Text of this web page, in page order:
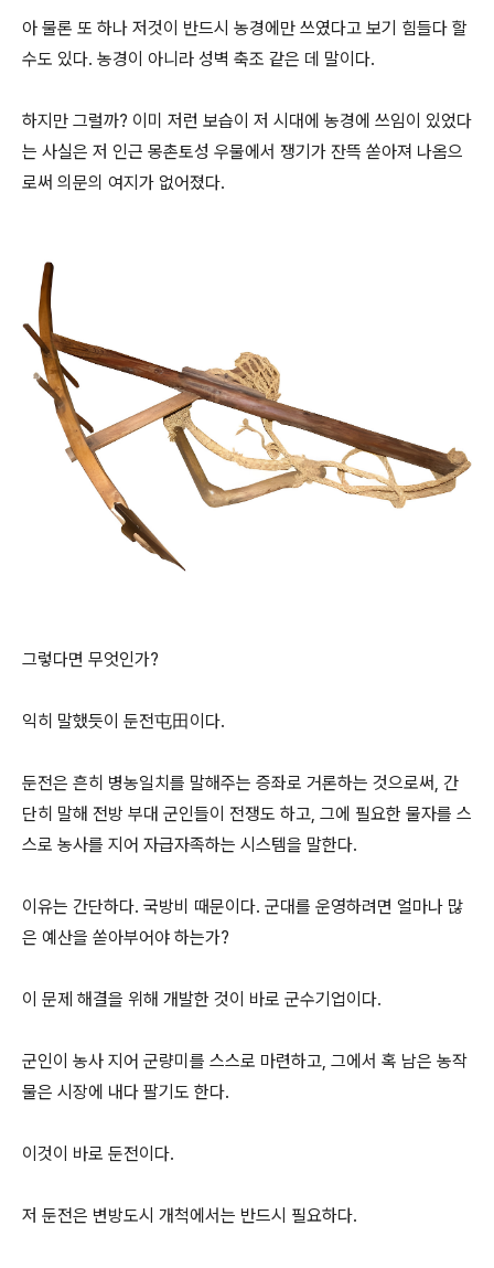
아 물론 또 하나 저것이 반드시 농경에만 쓰였다고 보기 힘들다 할
수도 있다. 농경이 아니라 성벽 축조 같은 데 말이다.
하지만 그럴까? 이미 저런 보습이 저 시대에 농경에 쓰임이 있었다
는 사실은 저 인근 몽촌토성 우물에서 쟁기가 잔뜩 쏟아져 나옴으
로써 의문의 여지가 없어졌다.
그렇다면 무엇인가?
익히 말했듯이 둔전屯田이다.
둔전은 흔히 병농일치를 말해주는 증좌로 거론하는 것으로써, 간
단히 말해 전방 부대 군인들이 전쟁도 하고, 그에 필요한 물자를 스
스로 농사를 지어 자급자족하는 시스템을 말한다.
이유는 간단하다. 국방비 때문이다. 군대를 운영하려면 얼마나 많
은 예산을 쏟아부어야 하는가?
이 문제 해결을 위해 개발한 것이 바로 군수기업이다.
군인이 농사 지어 군량미를 스스로 마련하고, 그에서 혹 남은 농작
물은 시장에 내다 팔기도 한다.
이것이 바로 둔전이다.
저 둔전은 변방도시 개척에서는 반드시 필요하다.